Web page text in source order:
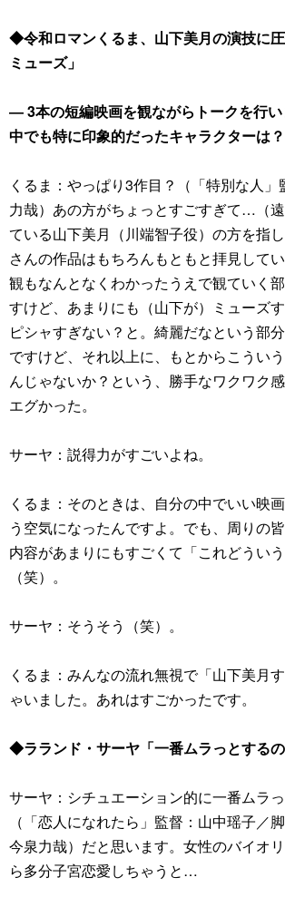
◆令和ロマンくるま、山下美月の演技に
ミューズ」
― 3本の短編映画を観ながらトークを行
中でも特に印象的だったキャラクターは？
くるま：やっぱり3作目？（「特別な人
力哉）あの方がちょっとすごすぎて…（
ている山下美月（川端智子役）の方を指
さんの作品はもちろんもともと拝見して
観もなんとなくわかったうえで観ていく
すけど、あまりにも（山下が）ミューズ
ピシャすぎない？と。綺麗だなという部
ですけど、それ以上に、もとからこうい
んじゃないか？という、勝手なワクワク感
エグかった。
サーヤ：説得力がすごいよね。
くるま：そのときは、自分の中でいい映
う空気になったんですよ。でも、周りの皆
内容があまりにもすごくて「これどうい
（笑）。
サーヤ：そうそう（笑）。
くるま：みんなの流れ無視で「山下美月
ゃいました。あれはすごかったです。
◆ラランド・サーヤ「一番ムラっとする
サーヤ：シチュエーション的に一番ムラ
（「恋人になれたら」監督：山中瑶子／
今泉力哉）だと思います。女性のバイオ
ら多分子宮恋愛しちゃうと…